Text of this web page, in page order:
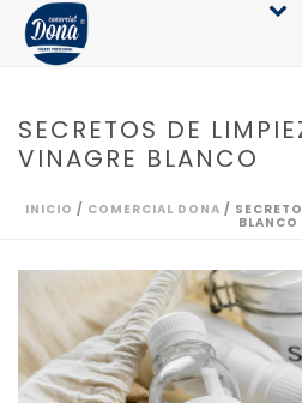
SECRETOS DE
VINAGRE BLANCO
INICIO / COMERCIAL DONA /
BLANCO